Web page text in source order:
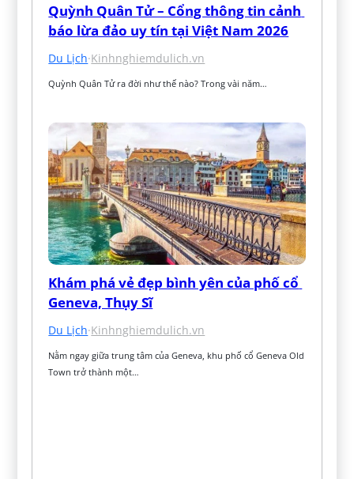
Quỳnh Quân Tử – Cổng thông tin cảnh
báo lừa đảo uy tín tại Việt Nam 2026
Du Lịch·Kinhnghiemdulich.vn
Quỳnh Quân Tử ra đời như thế nào? Trong vài năm…
Khám phá vẻ đẹp bình yên của phố cổ
Geneva, Thụy Sĩ
Du Lịch·Kinhnghiemdulich.vn
Nằm ngay giữa trung tâm của Geneva, khu phố cổ Geneva Old
Town trở thành một…